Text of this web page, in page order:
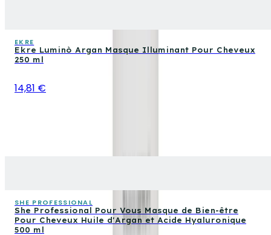
EKRE
Ekre Luminò Argan Masque Illuminant Pour Cheveux
250 ml
14,81 €
SHE PROFESSIONAL
She Professional Pour Vous Masque de Bien-être
Pour Cheveux Huile d'Argan et Acide Hyaluronique
500 ml